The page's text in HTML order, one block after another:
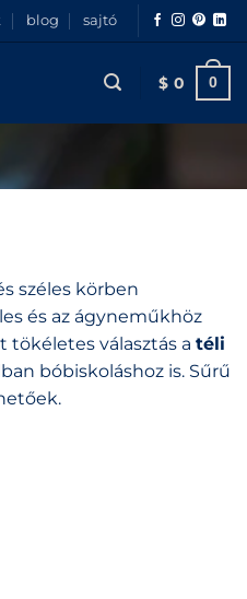
blog sajtó
$ 0 0
széles körben
és az ágyneműkhöz
tökéletes választás a téli
bóbiskoláshoz is. Sűrű